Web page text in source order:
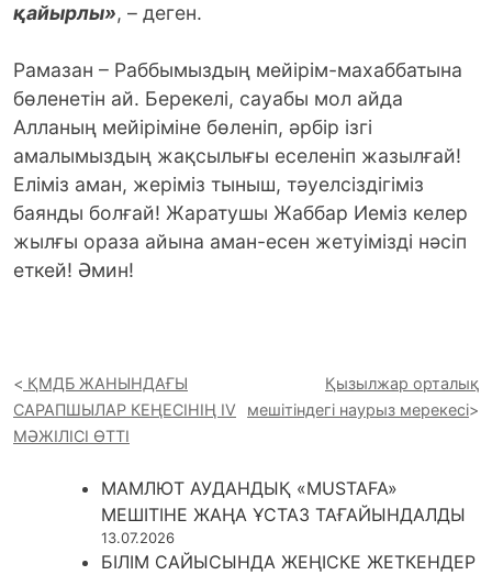
қайырлы», – деген.
Рамазан – Раббымыздың мейірім-махаббатына
бөленетін ай. Берекелі, сауабы мол айда
Алланың мейіріміне бөленіп, әрбір ізгі
амалымыздың жақсылығы еселеніп жазылғай!
Еліміз аман, жеріміз тыныш, тәуелсіздігіміз
баянды болғай! Жаратушы Жаббар Иеміз келер
жылғы ораза айына аман-есен жетуімізді нәсіп
еткей! Әмин!
ҚМДБ ЖАНЫНДАҒЫ
САРАПШЫЛАР КЕҢЕСІНІҢ IV
МӘЖІЛІСІ ӨТТІ
Қызылжар орталық
мешітіндегі наурыз мерекесі
МАМЛЮТ АУДАНДЫҚ «MUSTAFA»
МЕШІТІНЕ ЖАҢА ҰСТАЗ ТАҒАЙЫНДАЛДЫ
13.07.2026
БІЛІМ САЙЫСЫНДА ЖЕҢІСКЕ ЖЕТКЕНДЕР